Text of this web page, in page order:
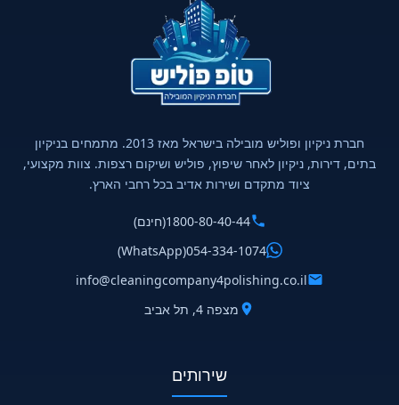
חברת ניקיון ופוליש מובילה בישראל מאז 2013. מתמחים בניקיון
בתים, דירות, ניקיון לאחר שיפוץ, פוליש ושיקום רצפות. צוות מקצועי,
ציוד מתקדם ושירות אדיב בכל רחבי הארץ.
1800-80-40-44(חינם)
054-334-1074
(WhatsApp)
info@cleaningcompany4polishing.co.il
מצפה 4, תל אביב
שירותים